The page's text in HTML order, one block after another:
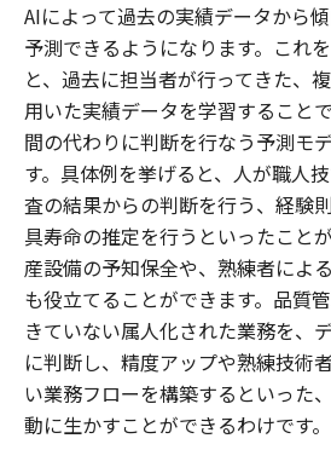
AIによって過去の実績データから
予測できるようになります。これ
と、過去に担当者が行ってきた、
用いた実績データを学習すること
間の代わりに判断を行なう予測モ
す。具体例を挙げると、人が職人
査の結果からの判断を行う、経験
具寿命の推定を行うといったこと
産設備の予知保全や、熟練者によ
も役立てることができます。品質
きていない属人化された業務を、
に判断し、精度アップや熟練技術
い業務フローを構築するといった
動に生かすことができるわけです。